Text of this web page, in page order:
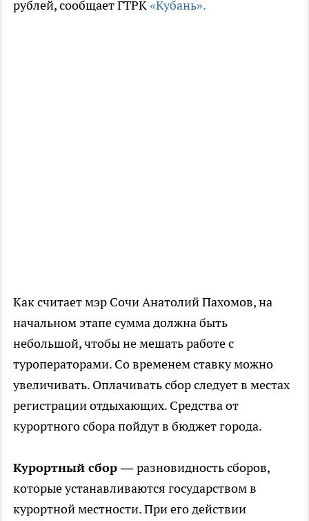
рублей, сообщает ГТРК «Кубань».
Как считает мэр Сочи Анатолий Пахомов, на
начальном этапе сумма должна быть
небольшой, чтобы не мешать работе с
туроператорами. Со временем ставку можно
увеличивать. Оплачивать сбор следует в местах
регистрации отдыхающих. Средства от
курортного сбора пойдут в бюджет города.
Курортный сбор —разновидность сборов,
которые устанавливаются государством в
курортной местности. При его действии